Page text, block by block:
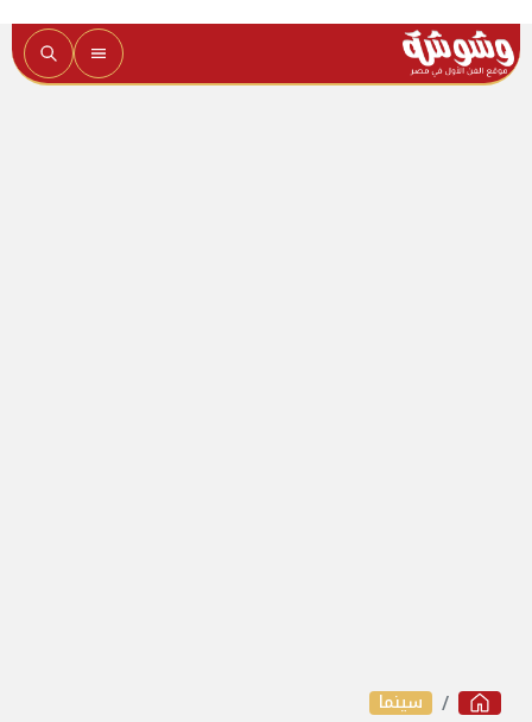
سينما